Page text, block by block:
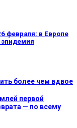
февраля: в Европе
более чем вдвое
первой
— по всему